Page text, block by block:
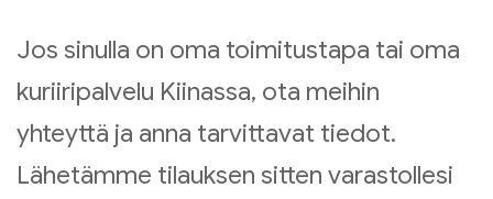
Jos sinulla on oma toimitustapa tai oma
kuriiripalvelu Kiinassa, ota meihin
yhteyttä ja anna tarvittavat tiedot.
Lähetämme tilauksen sitten varastollesi